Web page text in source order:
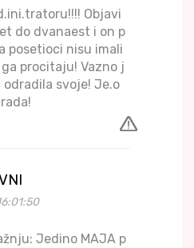
Objavi
do dvanaest i on p
posetioci nisu imali
procitaju! Vazno j
svoje! Je.o
Jedino MAJA p